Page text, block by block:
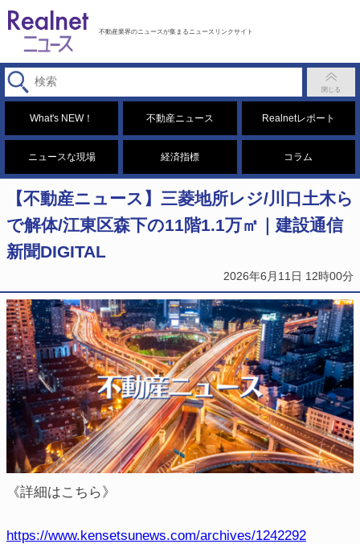
不動産業界のニュースが集まるニュースリンクサイト
What's NEW！ 不動産ニュース Realnetレポート
ニュースな現場 経済指標 コラム
【不動産ニュース】三菱地所レジ/川口土木ら
で解体/江東区森下の11階1.1万㎡｜建設通信
新聞DIGITAL
2026年6月11日 12時00分
《詳細はこちら》
https://www.kensetsunews.com/archives/1242292